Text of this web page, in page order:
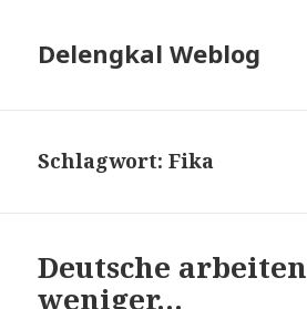
Delengkal Weblog
Schlagwort:Fika
Deutsche arbeiten
weniger…